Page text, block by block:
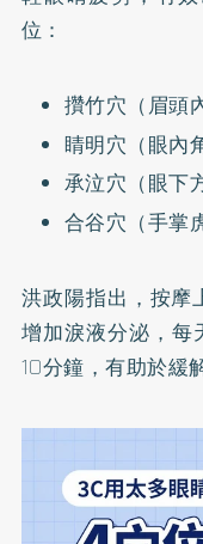
位：
攢竹穴（眉頭
睛明穴（眼內
承泣穴（眼下
合谷穴（手掌
洪政陽指出，按摩
增加淚液分泌，
10分鐘，有助於緩